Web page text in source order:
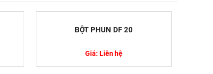
BỘT PHUN DF 20
Giá: Liên hệ